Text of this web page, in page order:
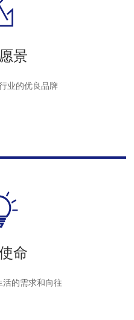
景
的优良品牌
命
的需求和向往